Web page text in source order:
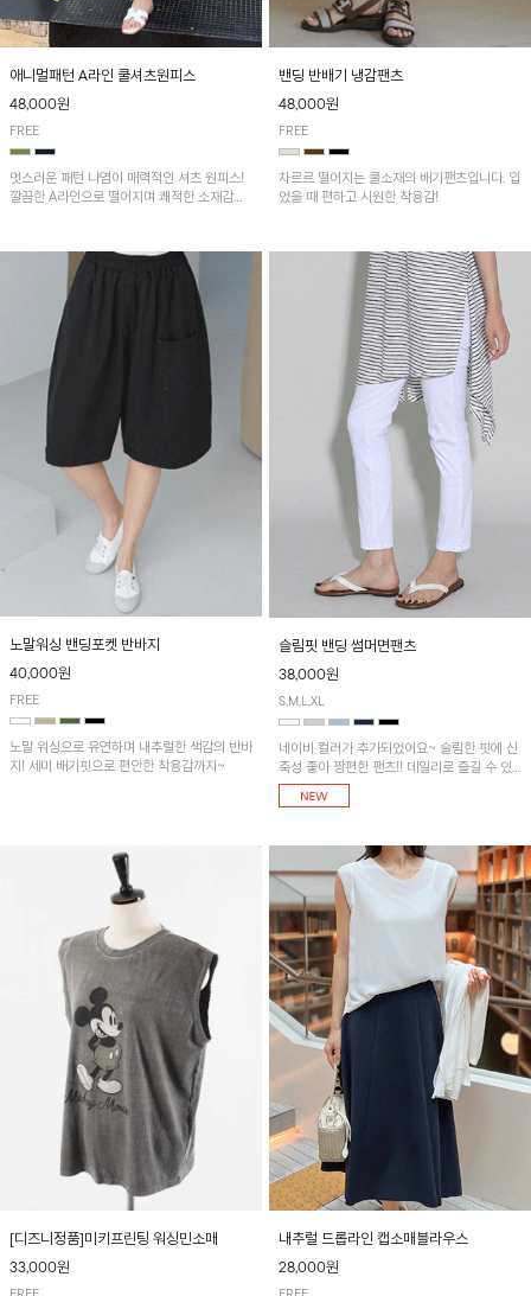
애니멀패턴 A라인 쿨셔츠원피스
48,000원
FREE
멋스러운 패턴 나염이 매력적인 셔츠 원피스!
깔끔한 A라인으로 떨어지며 쾌적한 소재감으
밴딩 반배기 냉감팬츠
48,000원
FREE
차르르 떨어지는 쿨소재의 배기팬츠입니다. 입
었을 때 편하고 시원한 착용감!
노말워싱 밴딩포켓 반바지
40,000원
FREE
노말 워싱으로 유연하며 내추럴한 색감의 반바
지! 세미 배기핏으로 편안한 착용감까지~
슬림핏 밴딩 썸머면팬츠
38,000원
S,M,L,XL
네이비 컬러가 추가되었어요~ 슬림한 핏에 신
축성 좋아 짱편한 팬츠!! 데일리로 즐길 수 있
는 기본 컬러들로 준비했어요~
[디즈니정품]미키프린팅 워싱민소매
33,000원
내추럴 드롭라인 캡소매블라우스
28,000원